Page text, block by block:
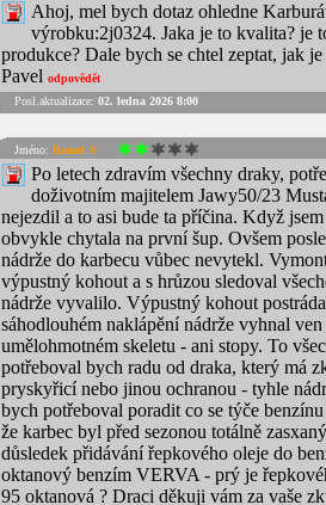
Ahoj, mel bych dotaz ohledne
výrobku:2j0324. Jaka je to kvalita? je
produkce? Dale bych se chtel zeptat, jak
Pavel odpovědět
Posl.aktualizace: 02. ledna 2026 8:00
Jméno: Romel ®
Po letech zdravím všechny draky,
doživotním majitelem Jawy50/23
nejezdil a to asi bude ta příčina. Když
obvykle chytala na první šup. Ovšem
nádrže do karbecu vůbec nevytekl.
výpustný kohout a s hrůzou sledoval
nádrže vyvalilo. Výpustný kohout
sáhodlouhém naklápění nádrže vyhnal
umělohmotném skeletu - ani stopy. To
potřeboval bych radu od draka, který má
pryskyřicí nebo jinou ochranou - tyhle
bych potřeboval poradit co se týče
že karbec byl před sezonou totálně
důsledek přidávání řepkového oleje do
oktanový benzím VERVA - prý je
95 oktanová ? Draci děkuji vám za vaše